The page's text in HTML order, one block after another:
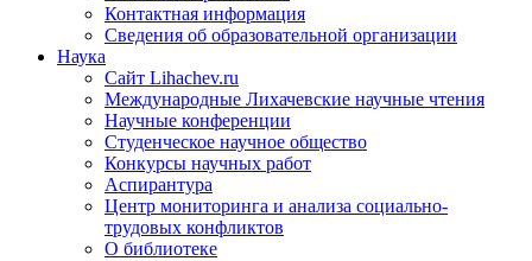
Контактная информация
Сведения об образовательной организации
Наука
Сайт Lihachev.ru
Международные Лихачевские научные чтения
Научные конференции
Студенческое научное общество
Конкурсы научных работ
Аспирантура
Центр мониторинга и анализа социально-
трудовых конфликтов
О библиотеке